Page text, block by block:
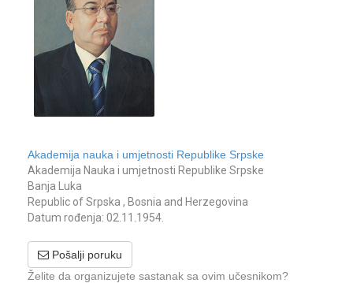
Akademija nauka i umjetnosti Republike Srpske
Akademija Nauka i umjetnosti Republike Srpske
Banja Luka
Republic of Srpska , Bosnia and Herzegovina
Datum rođenja: 02.11.1954.
Pošalji poruku
Želite da organizujete sastanak sa ovim učesnikom?